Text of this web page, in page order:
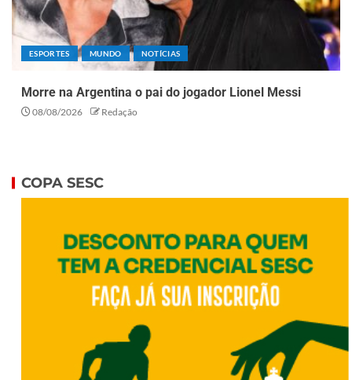
ESPORTES MUNDO NOTÍCIAS
Morre na Argentina o pai do jogador Lionel Messi
08/08/2026 Redação
COPA SESC